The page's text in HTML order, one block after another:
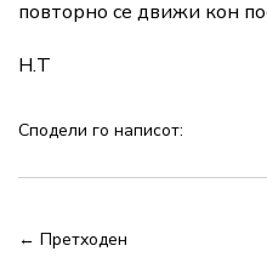
повторно се движи кон
Н.Т
Сподели го написот:
← Претходен